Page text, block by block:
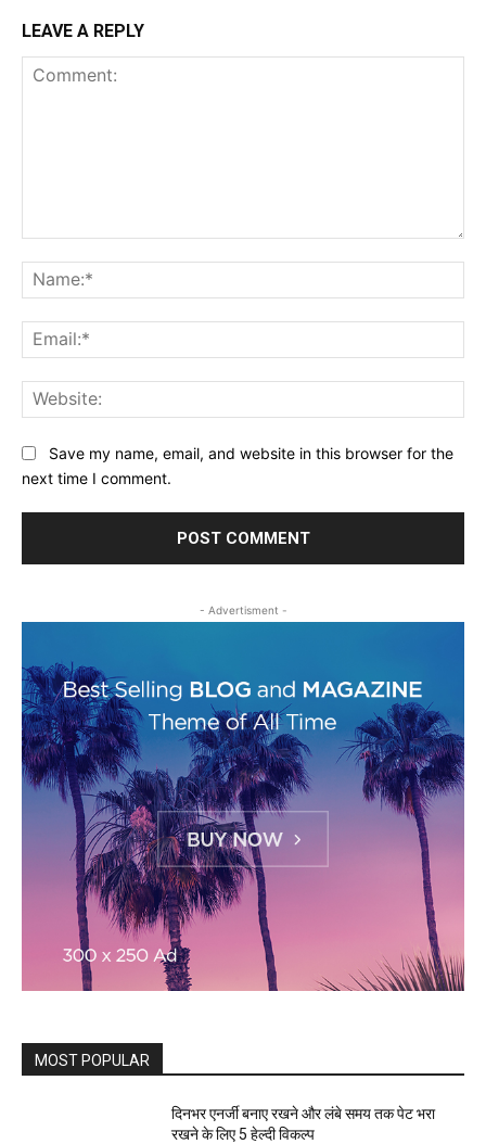
LEAVE A REPLY
Save my name, email, and website in this browser for the
next time I comment.
- Advertisment -
MOST POPULAR
दिनभर एनर्जी बनाए रखने और लंबे समय तक पेट भरा
रखने के लिए 5 हेल्दी विकल्प